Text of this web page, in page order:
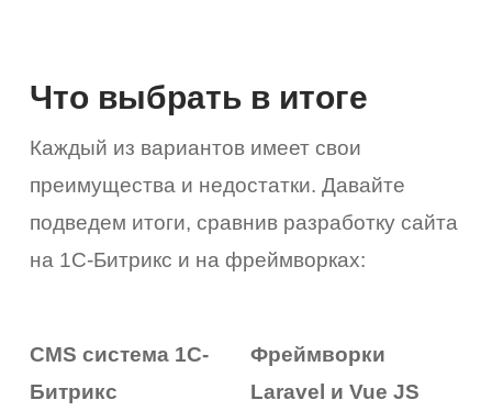
Что выбрать в итоге
Каждый из вариантов имеет свои
преимущества и недостатки. Давайте
подведем итоги, сравнив разработку сайта
на 1С-Битрикс и на фреймворках:
CMS система 1С-
Битрикс
Фреймворки
Laravel и Vue JS